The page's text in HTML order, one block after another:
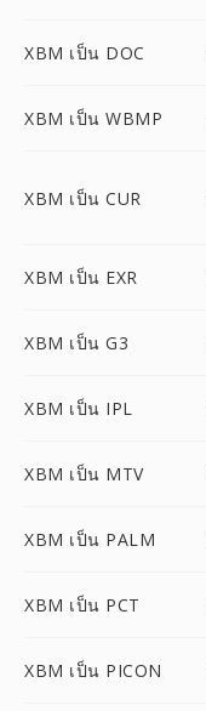
XBM เป็น DOC
XBM เป็น WBMP
XBM เป็น CUR
XBM เป็น EXR
XBM เป็น G3
XBM เป็น IPL
XBM เป็น MTV
XBM เป็น PALM
XBM เป็น PCT
XBM เป็น PICON